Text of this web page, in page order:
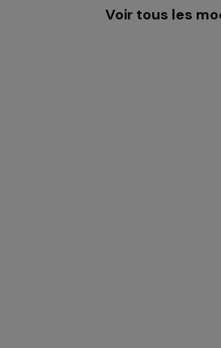
Voir tous les